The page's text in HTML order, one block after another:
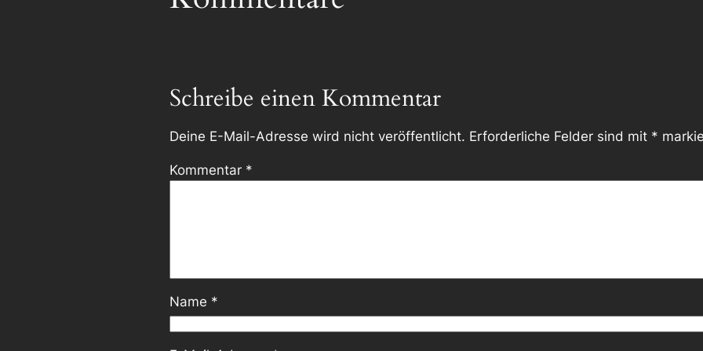
Schreibe einen Kommentar
Deine E-Mail-Adresse wird nicht veröffentlicht. Erforderliche Felder sind mit *
Kommentar *
Name *